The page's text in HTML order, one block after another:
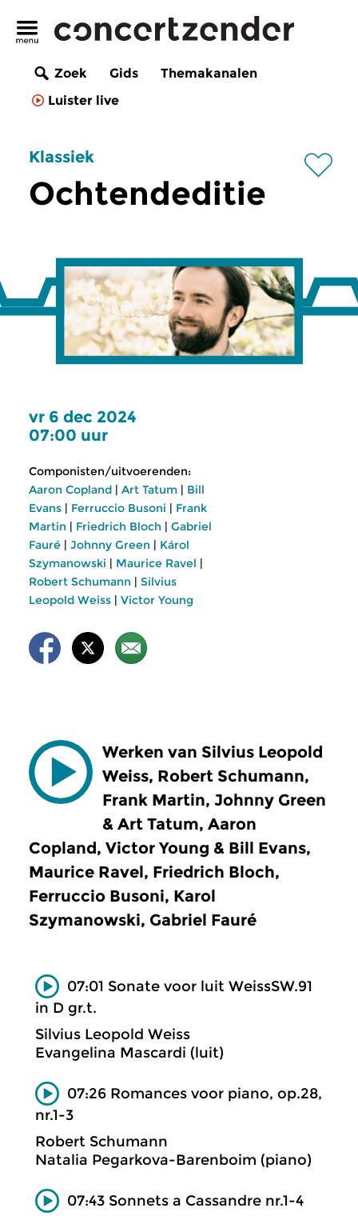
Zoek Gids
Themakanalen
Luister live
Klassiek
Ochtendeditie
vr 6 dec 2024
07:00 uur
Componisten/uitvoerenden:
Aaron Copland | Art Tatum | Bill
Evans | Ferruccio Busoni | Frank
Martin | Friedrich Bloch | Gabriel
Fauré | Johnny Green | Károl
Szymanowski | Maurice Ravel |
Robert Schumann | Silvius
Leopold Weiss | Victor Young
Werken van Silvius Leopold
Weiss, Robert Schumann,
Frank Martin, Johnny Green
& Art Tatum, Aaron
Copland, Victor Young & Bill Evans,
Maurice Ravel, Friedrich Bloch,
Ferruccio Busoni, Karol
Szymanowski, Gabriel Fauré
07:01 Sonate voor luit WeissSW.91
in D gr.t.
Silvius Leopold Weiss
Evangelina Mascardi (luit)
07:26 Romances voor piano, op.28,
nr.1-3
Robert Schumann
Natalia Pegarkova-Barenboim (piano)
07:43 Sonnets a Cassandre nr.1-4